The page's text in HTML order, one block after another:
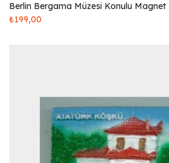
Berlin Bergama Müzesi Konulu Magnet
₺199,00